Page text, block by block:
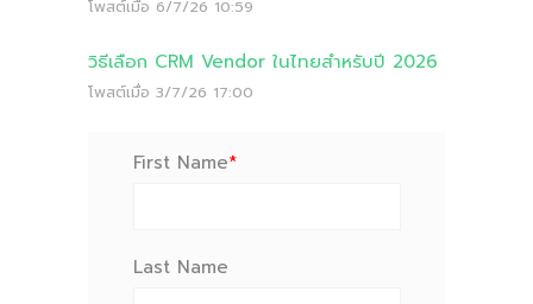
โพสต์เมื่อ 6/7/26 10:59
วิธีเลือก CRM Vendor ในไทยสำหรับปี 2026
โพสต์เมื่อ 3/7/26 17:00
First Name*
Last Name